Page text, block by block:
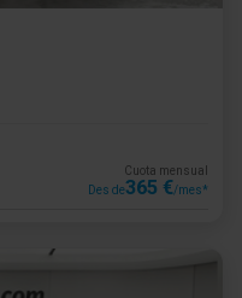
Cuota mensual
Des de365 €/mes*